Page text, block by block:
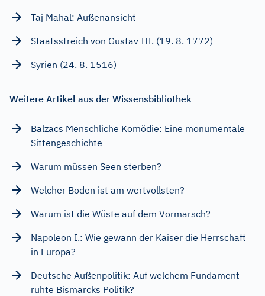
Taj Mahal: Außenansicht
Staatsstreich von Gustav III. (19. 8. 1772)
Syrien (24. 8. 1516)
Weitere Artikel aus der Wissensbibliothek
Balzacs Menschliche Komödie: Eine monumentale
Sittengeschichte
Warum müssen Seen sterben?
Welcher Boden ist am wertvollsten?
Warum ist die Wüste auf dem Vormarsch?
Napoleon I.: Wie gewann der Kaiser die Herrschaft
in Europa?
Deutsche Außenpolitik: Auf welchem Fundament
ruhte Bismarcks Politik?